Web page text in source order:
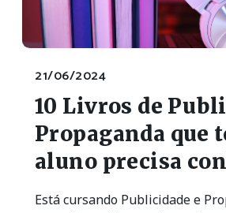
21/06/2024
10 Livros de
Propaganda que
aluno precisa
Está cursando Publicidade e